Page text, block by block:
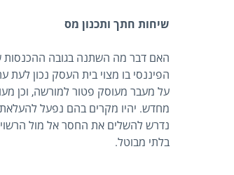
שיחות חתך ותכנון מס
האם דבר מה השתנה בגובה
הפיננסי בו מצוי בית העסק נכון לעת
על מעבר מעוסק פטור למורשה, וכן
מחדש. יהיו מקרים בהם נפעל
נדרש להשלים את החסר אל מול
בלתי מבוטל.